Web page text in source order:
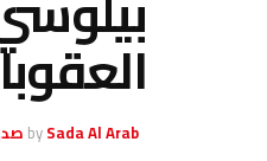
bySada Al Arab صدى العرب